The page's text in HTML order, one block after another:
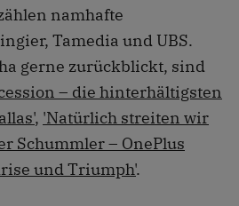
namhafte
Tamedia und UBS.
gerne zurückblickt, sind
– die hinterhältigsten
, 'Natürlich streiten wir
Schummler – OnePlus
und Triumph'.